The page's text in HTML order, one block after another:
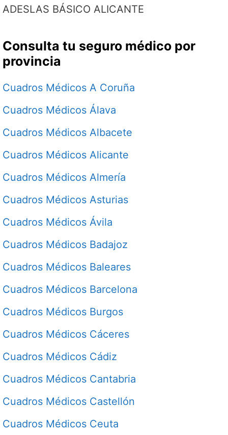
ADESLAS BÁSICO ALICANTE
Consulta tu seguro médico por
provincia
Cuadros Médicos A Coruña
Cuadros Médicos Álava
Cuadros Médicos Albacete
Cuadros Médicos Alicante
Cuadros Médicos Almería
Cuadros Médicos Asturias
Cuadros Médicos Ávila
Cuadros Médicos Badajoz
Cuadros Médicos Baleares
Cuadros Médicos Barcelona
Cuadros Médicos Burgos
Cuadros Médicos Cáceres
Cuadros Médicos Cádiz
Cuadros Médicos Cantabria
Cuadros Médicos Castellón
Cuadros Médicos Ceuta